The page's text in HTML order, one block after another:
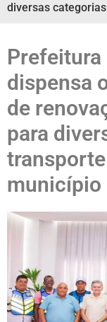
diversas
Prefeitura
dispensa
de
para
município